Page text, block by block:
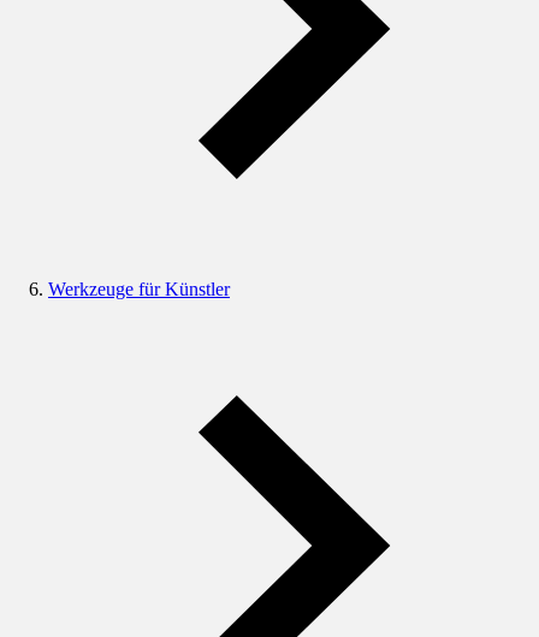
Werkzeuge für Künstler